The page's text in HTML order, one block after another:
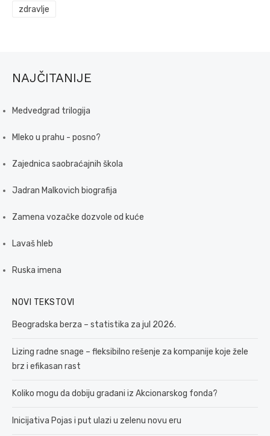
zdravlje
NAJČITANIJE
Medvedgrad trilogija
Mleko u prahu - posno?
Zajednica saobraćajnih škola
Jadran Malkovich biografija
Zamena vozačke dozvole od kuće
Lavaš hleb
Ruska imena
NOVI TEKSTOVI
Beogradska berza – statistika za jul 2026.
Lizing radne snage – fleksibilno rešenje za kompanije koje žele
brz i efikasan rast
Koliko mogu da dobiju građani iz Akcionarskog fonda?
Inicijativa Pojas i put ulazi u zelenu novu eru